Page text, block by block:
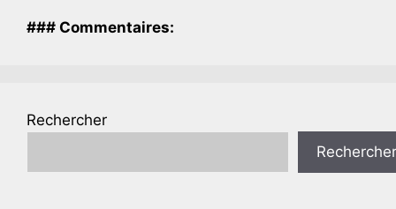
### Commentaires:
Rechercher
Rechercher